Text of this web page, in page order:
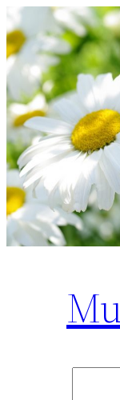
Перейти
к
содержимому